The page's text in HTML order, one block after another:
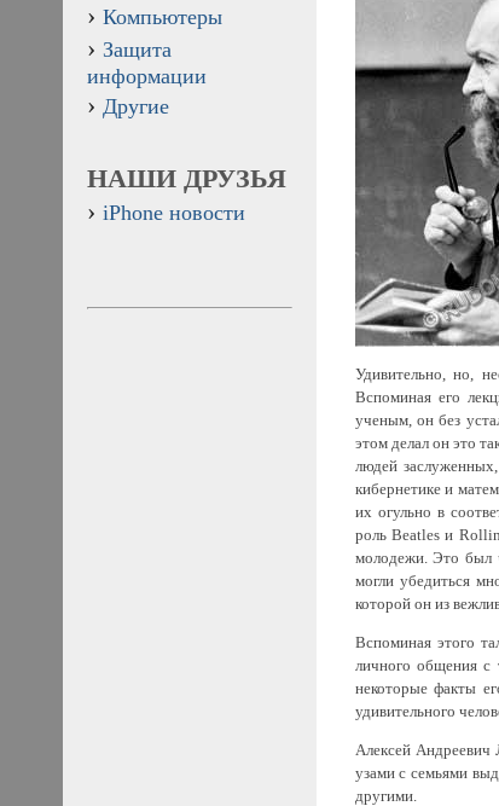
Удивительно, но,
Вспоминая его
ученым, он без
этом делал он это
людей
кибернетике и
их огульно в
роль Beatles и
молодежи. Это был
могли убедиться
которой он из
Вспоминая этого
личного общения с
некоторые факты
удивительного
Алексей Андреевич
узами с семьями
другими.
Компьютеры
Защита
информации
Другие
НАШИ ДРУЗЬЯ
iPhone новости